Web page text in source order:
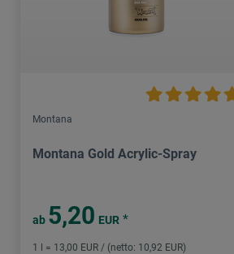
Montana
Montana Gold Acrylic-Spray
ab 5,20 EUR *
1 l = 13,00 EUR / (netto: 10,92 EUR)